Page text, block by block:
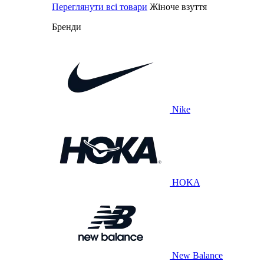
Переглянути всі товари Жіноче взуття
Бренди
Nike
HOKA
New Balance